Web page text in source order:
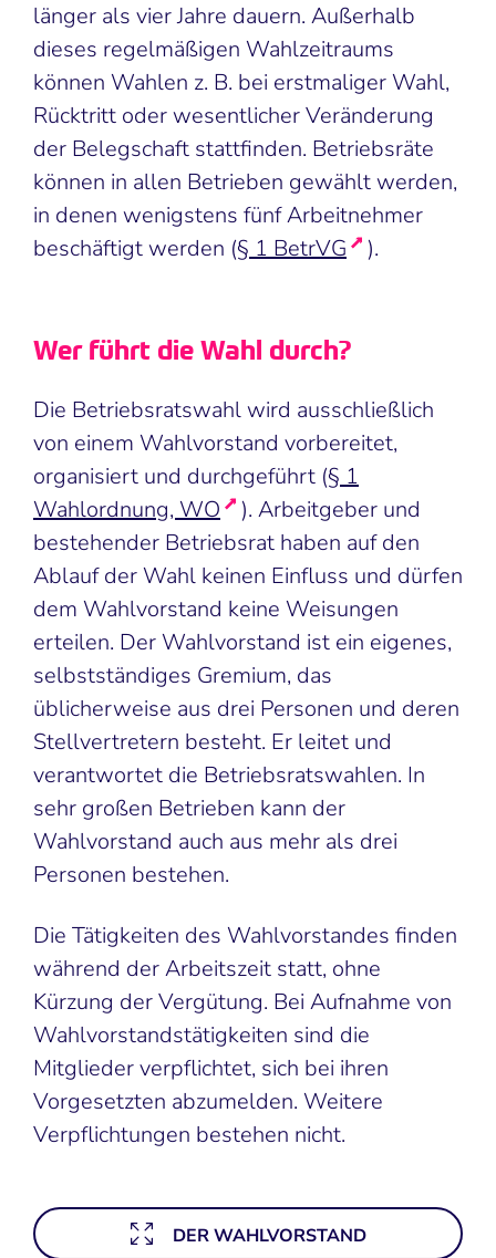
länger als vier Jahre dauern. Außerhalb
dieses regelmäßigen Wahlzeitraums
können Wahlen z. B. bei erstmaliger Wahl,
Rücktritt oder wesentlicher Veränderung
der Belegschaft stattfinden. Betriebsräte
können in allen Betrieben gewählt werden,
in denen wenigstens fünf Arbeitnehmer
beschäftigt werden (§ 1 BetrVG ).
Wer führt die Wahl durch?
Die Betriebsratswahl wird ausschließlich
von einem Wahlvorstand vorbereitet,
organisiert und durchgeführt (§ 1
Wahlordnung, WO
). Arbeitgeber und
bestehender Betriebsrat haben auf den
Ablauf der Wahl keinen Einfluss und dürfen
dem Wahlvorstand keine Weisungen
erteilen. Der Wahlvorstand ist ein eigenes,
selbstständiges Gremium, das
üblicherweise aus drei Personen und deren
Stellvertretern besteht. Er leitet und
verantwortet die Betriebsratswahlen. In
sehr großen Betrieben kann der
Wahlvorstand auch aus mehr als drei
Personen bestehen.
Die Tätigkeiten des Wahlvorstandes finden
während der Arbeitszeit statt, ohne
Kürzung der Vergütung. Bei Aufnahme von
Wahlvorstandstätigkeiten sind die
Mitglieder verpflichtet, sich bei ihren
Vorgesetzten abzumelden. Weitere
Verpflichtungen bestehen nicht.
DER WAHLVORSTAND